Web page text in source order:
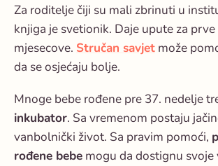
Za roditelje čiji su mali zbrinuti u
knjiga je svetionik. Daje upute za
mjesecove. Stručan savjet može
da se osjećaju bolje.
Mnoge bebe rođene pre 37. nedelje
inkubator. Sa vremenom postaju
vanbolnički život. Sa pravim pomoći,
rođene bebe mogu da dostignu svoje